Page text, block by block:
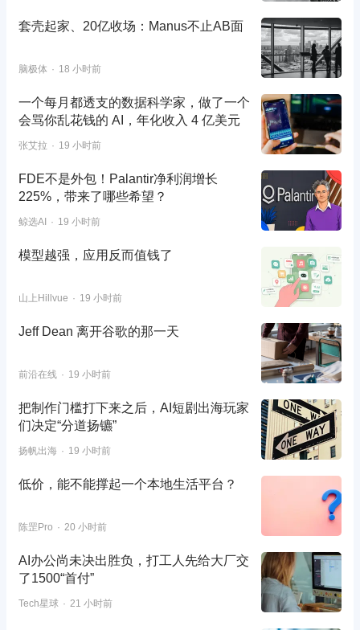
套壳起家、20亿收场：Manus不止AB面
脑极体 18 小时前
一个每月都透支的数据科学家，做了一个
会骂你乱花钱的 AI，年化收入 4 亿美元
张艾拉 19 小时前
FDE不是外包！Palantir净利润增长
225%，带来了哪些希望？
鲸选AI 19 小时前
模型越强，应用反而值钱了
山上Hillvue 19 小时前
Jeff Dean 离开谷歌的那一天
前沿在线 19 小时前
把制作门槛打下来之后，AI短剧出海玩家
们决定“分道扬镳”
扬帆出海 19 小时前
低价，能不能撑起一个本地生活平台？
陈罡Pro 20 小时前
AI办公尚未决出胜负，打工人先给大厂交
了1500“首付”
Tech星球 21 小时前